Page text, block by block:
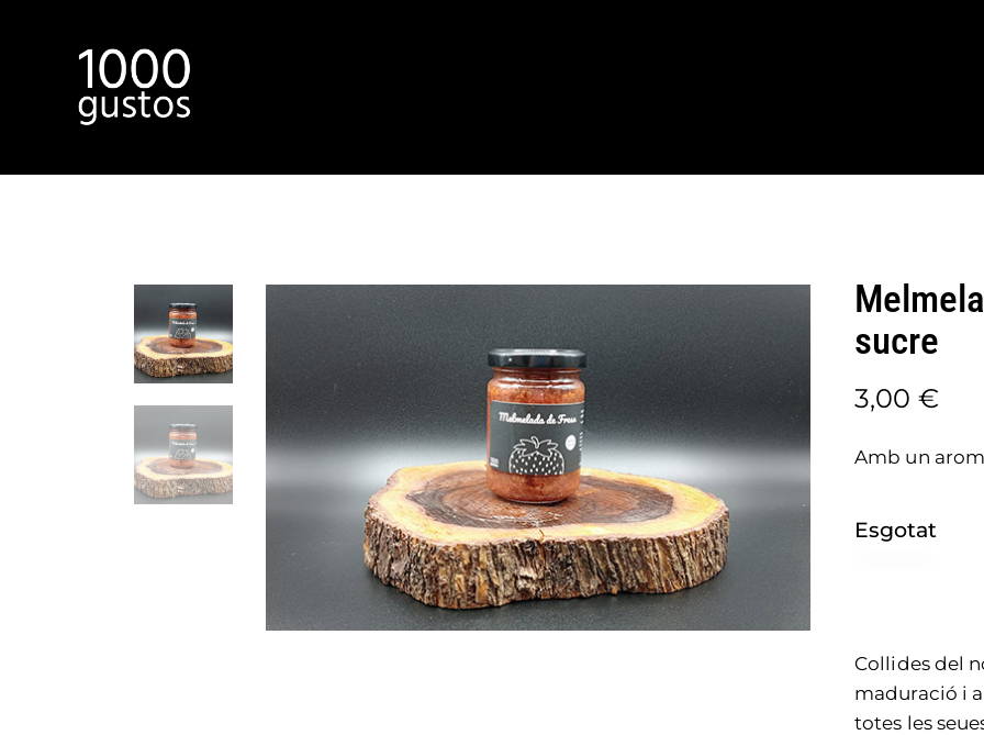
sucre
3,00 €
Amb un
Esgotat
Collides del
maduració i
totes les